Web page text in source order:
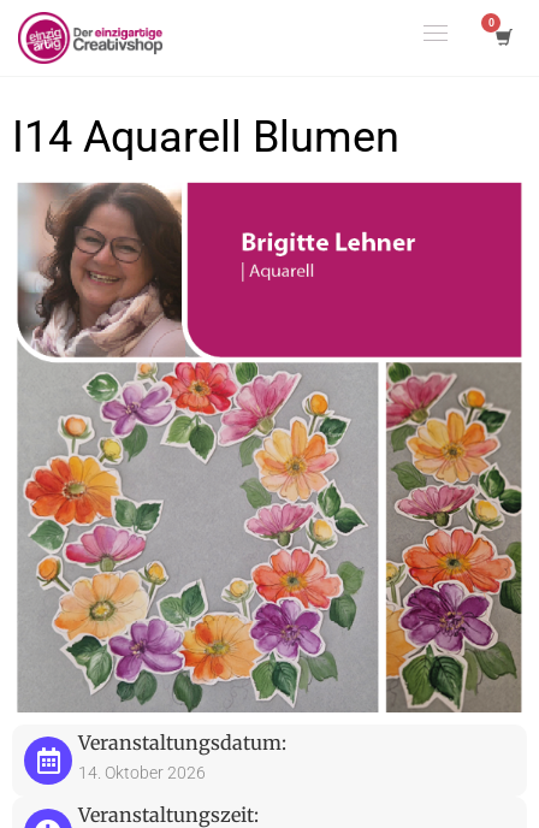
I14 Aquarell Blumen
Veranstaltungsdatum:
14. Oktober 2026
Veranstaltungszeit: